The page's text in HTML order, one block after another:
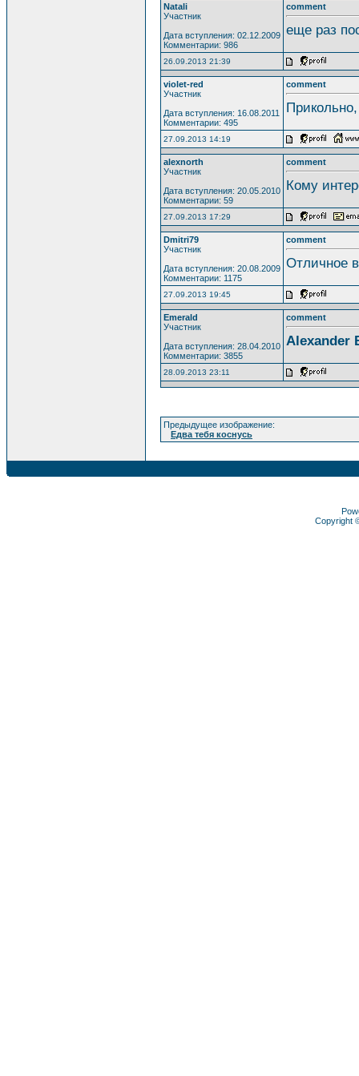
Natali
Участник
Дата вступления: 02.12.2009
Комментарии: 986
comment
еще раз
26.09.2013 21:39
violet-red
Участник
Дата вступления: 16.08.2011
Комментарии: 495
comment
27.09.2013 14:19
alexnorth
Участник
Дата вступления: 20.05.2010
Комментарии: 59
comment
Кому
27.09.2013 17:29
Dmitri79
Участник
Дата вступления: 20.08.2009
Комментарии: 1175
comment
Отличное
27.09.2013 19:45
Emerald
Участник
Дата вступления: 28.04.2010
Комментарии: 3855
comment
Alexander
28.09.2013 23:11
Предыдущее изображение:
Едва тебя коснусь
Copyright